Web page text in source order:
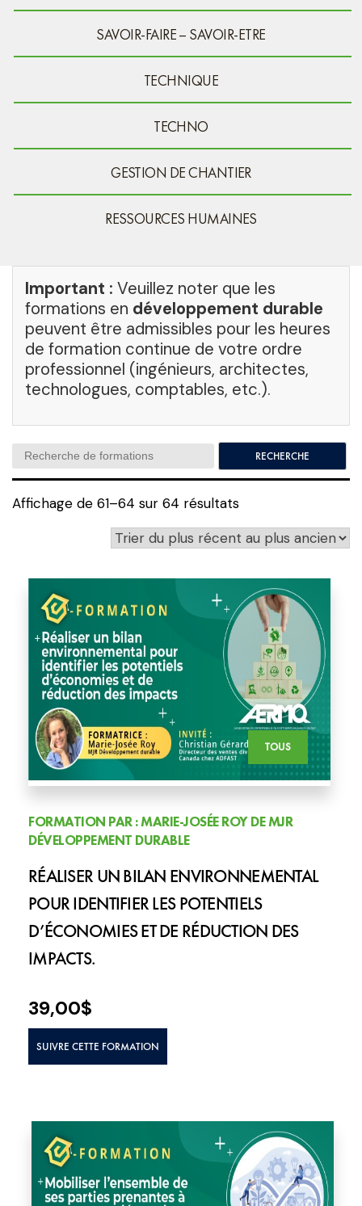
SAVOIR-FAIRE – SAVOIR-ETRE
TECHNIQUE
TECHNO
GESTION DE CHANTIER
RESSOURCES HUMAINES
Important : Veuillez noter que les
formations en développement durable
peuvent être admissibles pour les heures
de formation continue de votre ordre
professionnel (ingénieurs, architectes,
technologues, comptables, etc.).
Search:
Affichage de 61–64 sur 64 résultats
TOUS
FORMATION PAR : MARIE-JOSÉE ROY DE MJR
DÉVELOPPEMENT DURABLE
RÉALISER UN BILAN ENVIRONNEMENTAL
POUR IDENTIFIER LES POTENTIELS
D’ÉCONOMIES ET DE RÉDUCTION DES
IMPACTS.
39,00$
SUIVRE CETTE FORMATION